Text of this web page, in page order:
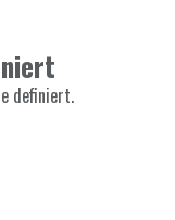
definiert.